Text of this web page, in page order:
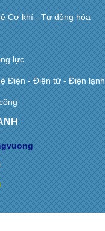
Cơ khí - Tự động hóa
lực
Điện - Điện tử - Điện lạnh